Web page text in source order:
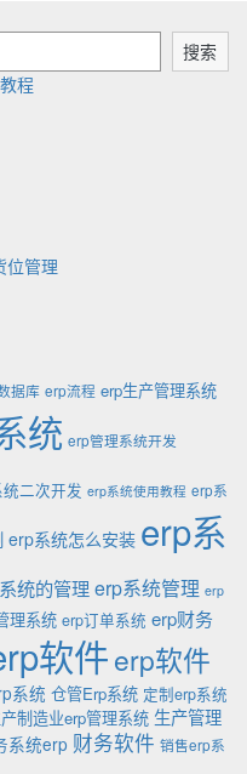
搜索
程
位管理
据库 erp流程 erp生产管理系统
统 erp管理系统开发
二次开发 erp系统使用教程 erp系
erp系统怎么安装 erp系
统的管理erp系统管理 erp
理系统 erp订单系统 erp财务
软件erp软件
系统 仓管Erp系统 定制erp系统
制造业erp管理系统 生产管理
系统erp 财务软件 销售erp系